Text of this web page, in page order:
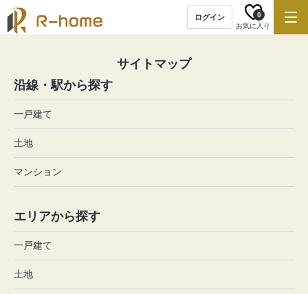
ログイン
お気に入り
0
サイトマップ
沿線・駅から探す
一戸建て
土地
マンション
エリアから探す
一戸建て
土地